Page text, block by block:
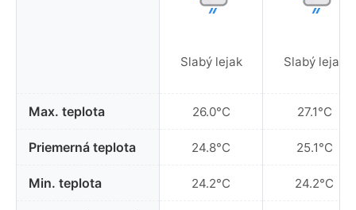
Max. teplota
Priemerná teplota
Min. teplota
Slabý lejak
26.0°C
24.8°C
24.2°C
Slabý lejak
27.1°C
25.1°C
24.2°C